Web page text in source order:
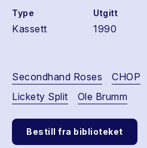
Type
Kassett
Utgitt
1990
Secondhand Roses CHOP
Lickety Split
Ole Brumm
Bestill fra biblioteket